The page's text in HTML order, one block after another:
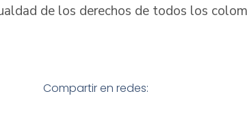
de los derechos de todos los
Compartir en redes: